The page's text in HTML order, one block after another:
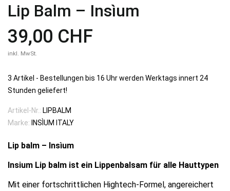
Lip Balm – Insìum
39,00 CHF
inkl. MwSt.
3 Artikel - Bestellungen bis 16 Uhr werden Werktags innert 24
Stunden geliefert!
Artikel-Nr.: LIPBALM
Marke: INSÌUM ITALY
Lip balm – Insìum
Insium Lip balm ist ein Lippenbalsam für alle Hauttypen
Mit einer fortschrittlichen Hightech-Formel, angereichert